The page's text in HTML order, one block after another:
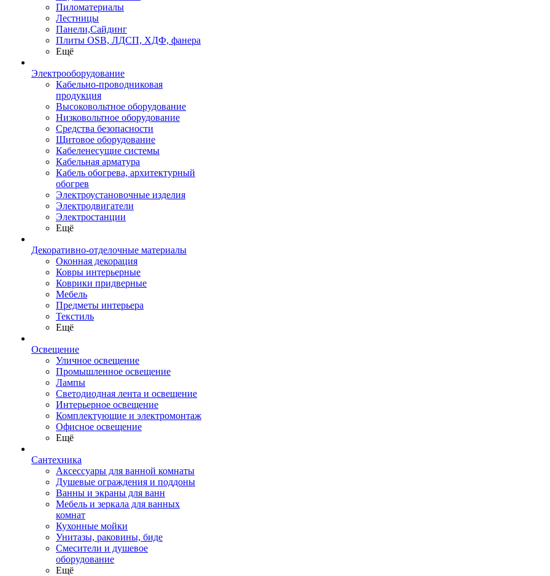
Пиломатериалы
Лестницы
Панели,Сайдинг
Плиты OSB, ЛДСП, ХДФ, фанера
Ещё
Электрооборудование
Кабельно-проводниковая
продукция
Высоковольтное оборудование
Низковольтное оборудование
Средства безопасности
Щитовое оборудование
Кабеленесущие системы
Кабельная арматура
Кабель обогрева, архитектурный
обогрев
Электроустановочные изделия
Электродвигатели
Электростанции
Ещё
Декоративно-отделочные материалы
Оконная декорация
Ковры интерьерные
Коврики придверные
Мебель
Предметы интерьера
Текстиль
Ещё
Освещение
Уличное освещение
Промышленное освещение
Лампы
Светодиодная лента и освещение
Интерьерное освещение
Комплектующие и электромонтаж
Офисное освещение
Ещё
Сантехника
Аксессуары для ванной комнаты
Душевые ограждения и поддоны
Ванны и экраны для ванн
Мебель и зеркала для ванных
комнат
Кухонные мойки
Унитазы, раковины, биде
Смесители и душевое
оборудование
Ещё